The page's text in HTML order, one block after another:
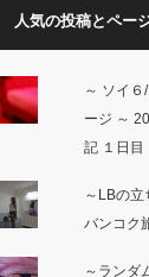
人気の投稿とペー
～ ソイ
ージ ～
記 １日目
～LBの
バンコク
～ランダ